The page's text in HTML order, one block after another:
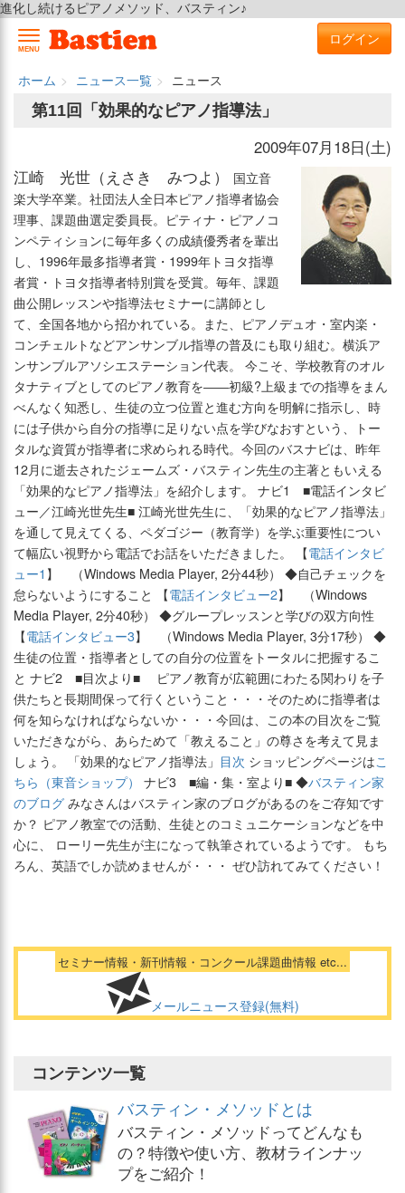
進化し続けるピアノメソッド、バスティン♪
MENU
ログイン
ホーム ニュース一覧
ニュース
第11回「効果的なピアノ指導法」
2009年07月18日(土)
江崎 光世（えさき みつよ）
国立音
楽大学卒業。社団法人全日本ピアノ指導者協会
理事、課題曲選定委員長。ピティナ・ピアノコ
ンペティションに毎年多くの成績優秀者を輩出
し、1996年最多指導者賞・1999年トヨタ指導
者賞・トヨタ指導者特別賞を受賞。毎年、課題
曲公開レッスンや指導法セミナーに講師とし
て、全国各地から招かれている。また、ピアノデュオ・室内楽・
コンチェルトなどアンサンブル指導の普及にも取り組む。横浜ア
ンサンブルアソシエステーション代表。 今こそ、学校教育のオル
タナティブとしてのピアノ教育を――初級?上級までの指導をまん
べんなく知悉し、生徒の立つ位置と進む方向を明解に指示し、時
には子供から自分の指導に足りない点を学びなおすという、トー
タルな資質が指導者に求められる時代。今回のバスナビは、昨年
12月に逝去されたジェームズ・バスティン先生の主著ともいえる
「効果的なピアノ指導法」を紹介します。 ナビ1 ■電話インタビ
ュー／江崎光世先生■ 江崎光世先生に、「効果的なピアノ指導法」
を通して見えてくる、ペダゴジー（教育学）を学ぶ重要性につい
て幅広い視野から電話でお話をいただきました。 【電話インタビ
ュー1 】 （Windows Media Player, 2分44秒） ◆自己チェックを
怠らないようにすること 【電話インタビュー2】 （Windows
Media Player, 2分40秒） ◆グループレッスンと学びの双方向性
【電話インタビュー3】 （Windows Media Player, 3分17秒） ◆
生徒の位置・指導者としての自分の位置をトータルに把握するこ
と ナビ2 ■目次より■ ピアノ教育が広範囲にわたる関わりを子
供たちと長期間保って行くということ・・・そのために指導者は
何を知らなければならないか・・・今回は、この本の目次をご覧
いただきながら、あらためて「教えること」の尊さを考えて見ま
しょう。 「効果的なピアノ指導法」 目次 ショッピングページはこ
ちら（東音ショップ）
ナビ3 ■編・集・室より■ ◆バスティン家
のブログ みなさんはバスティン家のブログがあるのをご存知です
か？ ピアノ教室での活動、生徒とのコミュニケーションなどを中
心に、 ローリー先生が主になって執筆されているようです。 もち
ろん、英語でしか読めませんが・・・ ぜひ訪れてみてください！
セミナー情報・新刊情報・コンクール課題曲情報 etc...
メールニュース登録(無料)
コンテンツ一覧
バスティン・メソッドとは
バスティン・メソッドってどんなも
の？特徴や使い方、教材ラインナッ
プをご紹介！